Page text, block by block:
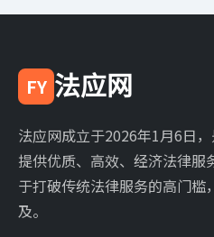
FY 法应网
法应网成立于2026年1月6日
提供优质、高效、经济法律服
于打破传统法律服务的高门槛
及。